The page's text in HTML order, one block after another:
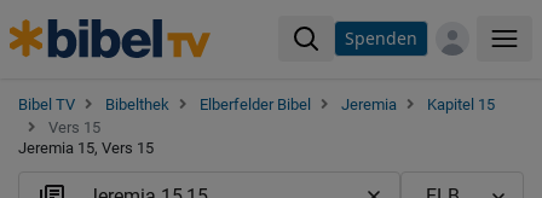
Spenden
Bibel TV Bibelthek Elberfelder Bibel Jeremia
Kapitel 15
Vers 15
Jeremia 15, Vers 15